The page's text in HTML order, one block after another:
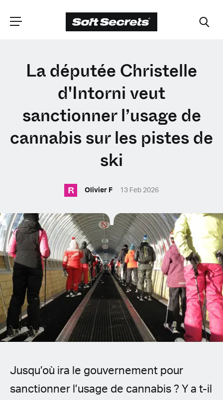
CHOISISSEZ VOTRE
EMPLACEMENT
Dutch
English (United Kingdom)
Spanish (Spain)
Spanish (Latin America)
German
French
Italian
Czech
La députée Christelle
d'Intorni veut
sanctionner l’usage de
cannabis sur les pistes de
ski
R Olivier F 13 Feb 2026
Jusqu’où ira le gouvernement pour
sanctionner l’usage de cannabis ? Y a t-il